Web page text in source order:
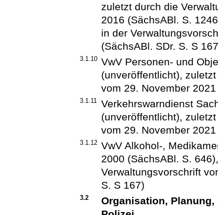
zuletzt durch die
2016 (SächsABl. S.
in der
(SächsABl. SDr. S. S
3.1.10 VwV Personen- und
(unveröffentlicht),
vom 29. November
3.1.11
Verkehrswarndienst
(unveröffentlicht),
vom 29. November
3.1.12 VwV Alkohol-,
2000 (SächsABl. S.
Verwaltungsvorschrift
S. S 167)
3.2
Organisation,